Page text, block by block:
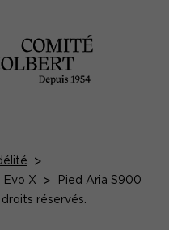
>
Evo X >
Pied Aria S900
réservés.